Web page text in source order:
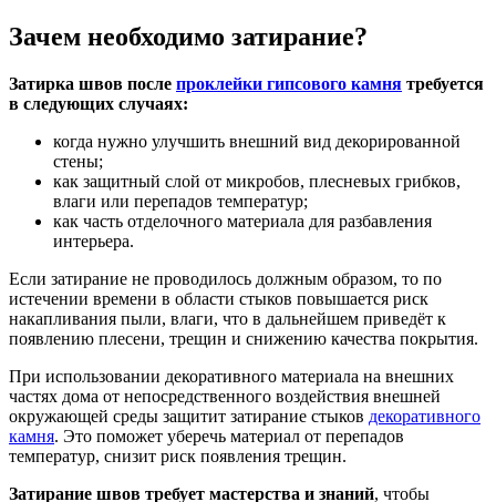
Зачем необходимо затирание?
Затирка швов после проклейки гипсового камня требуется
в следующих случаях:
когда нужно улучшить внешний вид декорированной
стены;
как защитный слой от микробов, плесневых грибков,
влаги или перепадов температур;
как часть отделочного материала для разбавления
интерьера.
Если затирание не проводилось должным образом, то по
истечении времени в области стыков повышается риск
накапливания пыли, влаги, что в дальнейшем приведёт к
появлению плесени, трещин и снижению качества покрытия.
При использовании декоративного материала на внешних
частях дома от непосредственного воздействия внешней
окружающей среды защитит затирание стыков декоративного
камня. Это поможет уберечь материал от перепадов
температур, снизит риск появления трещин.
Затирание швов требует мастерства и знаний, чтобы